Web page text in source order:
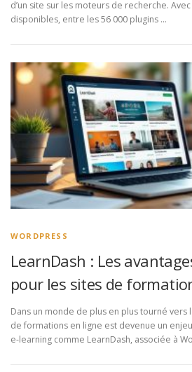
d’un site sur les moteurs de recherche.
disponibles, entre les 56 000 plugins …
WORDPRESS
LearnDash : Les
pour les sites de
Dans un monde de plus en plus tourné vers
de formations en ligne est devenue un
e-learning comme LearnDash, associée à